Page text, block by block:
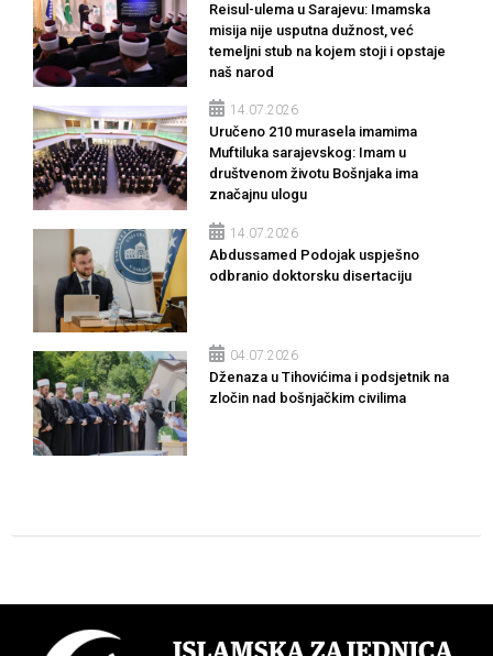
Reisul-ulema u Sarajevu: Imamska
misija nije usputna dužnost, već
temeljni stub na kojem stoji i opstaje
naš narod
14.07.2026
Uručeno 210 murasela imamima
Muftiluka sarajevskog: Imam u
društvenom životu Bošnjaka ima
značajnu ulogu
14.07.2026
Abdussamed Podojak uspješno
odbranio doktorsku disertaciju
04.07.2026
Dženaza u Tihovićima i podsjetnik na
zločin nad bošnjačkim civilima